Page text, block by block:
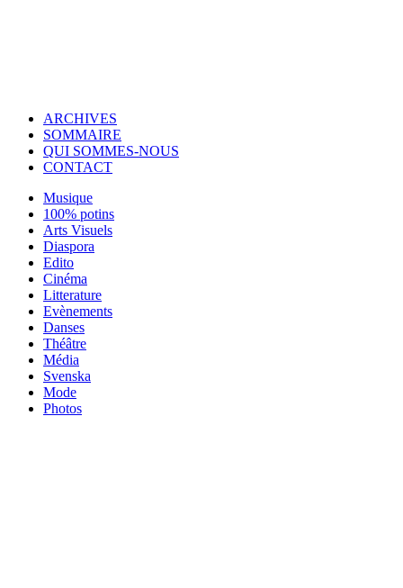
ARCHIVES
SOMMAIRE
QUI SOMMES-NOUS
CONTACT
Musique
100% potins
Arts Visuels
Diaspora
Edito
Cinéma
Litterature
Evènements
Danses
Théâtre
Média
Svenska
Mode
Photos